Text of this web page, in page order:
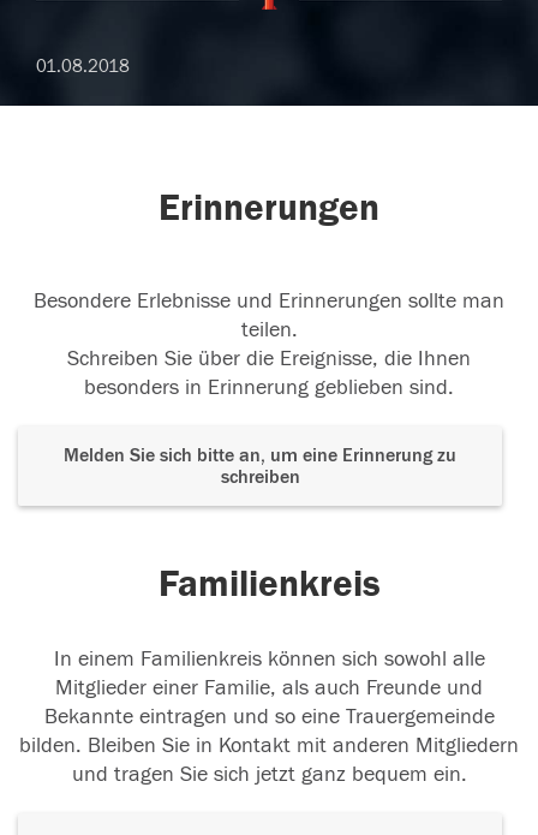
01.08.2018
Erinnerungen
Besondere Erlebnisse und Erinnerungen sollte man
teilen.
Schreiben Sie über die Ereignisse, die Ihnen
besonders in Erinnerung geblieben sind.
Melden Sie sich bitte an, um eine Erinnerung zu
schreiben
Familienkreis
In einem Familienkreis können sich sowohl alle
Mitglieder einer Familie, als auch Freunde und
Bekannte eintragen und so eine Trauergemeinde
bilden. Bleiben Sie in Kontakt mit anderen Mitgliedern
und tragen Sie sich jetzt ganz bequem ein.